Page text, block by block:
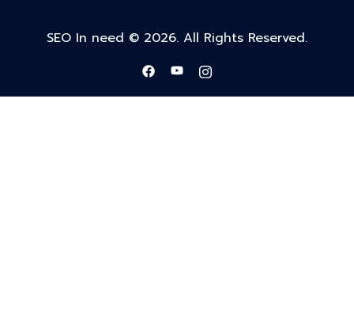
SEO In need © 2026. All Rights Reserved.